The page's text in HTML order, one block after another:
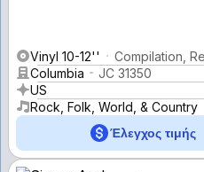
Vinyl 10-12''
Compilation,
Columbia
JC 31350
US
Rock, Folk, World, & Country
Έλεγχος τιμής